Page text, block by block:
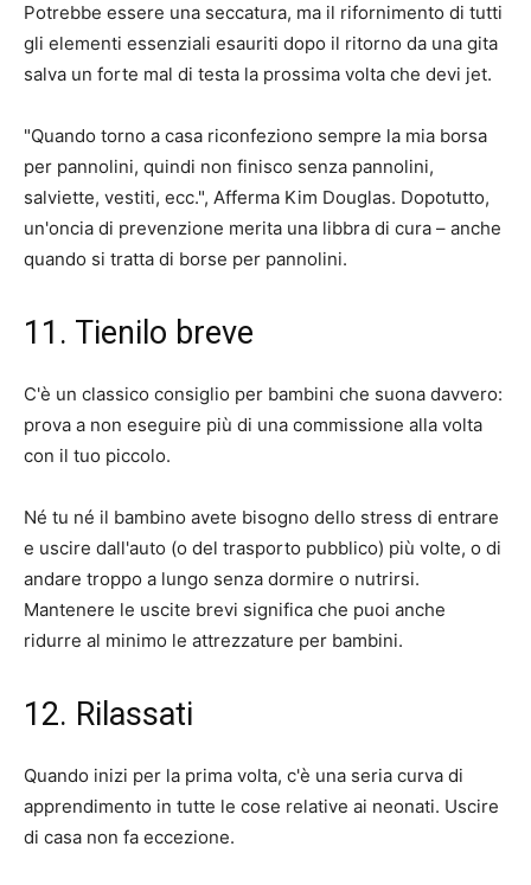
Potrebbe essere una seccatura, ma il rifornimento di tutti
gli elementi essenziali esauriti dopo il ritorno da una gita
salva un forte mal di testa la prossima volta che devi jet.
"Quando torno a casa riconfeziono sempre la mia borsa
per pannolini, quindi non finisco senza pannolini,
salviette, vestiti, ecc.", Afferma Kim Douglas. Dopotutto,
un'oncia di prevenzione merita una libbra di cura – anche
quando si tratta di borse per pannolini.
11. Tienilo breve
C'è un classico consiglio per bambini che suona davvero:
prova a non eseguire più di una commissione alla volta
con il tuo piccolo.
Né tu né il bambino avete bisogno dello stress di entrare
e uscire dall'auto (o del trasporto pubblico) più volte, o di
andare troppo a lungo senza dormire o nutrirsi.
Mantenere le uscite brevi significa che puoi anche
ridurre al minimo le attrezzature per bambini.
12. Rilassati
Quando inizi per la prima volta, c'è una seria curva di
apprendimento in tutte le cose relative ai neonati. Uscire
di casa non fa eccezione.